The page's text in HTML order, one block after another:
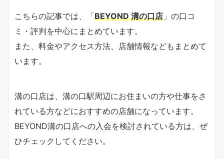
こちらの記事では、「BEYOND 溝の口店 」の口コ
ミ・評判を中心にまとめています。
また、料金やアクセス方法、店舗情報などもまとめて
います。
溝の口店は、溝の口駅周辺にお住まいの方や仕事をさ
れている方などにおすすめの店舗になっています。
BEYOND溝の口店への入会を検討されている方は、ぜ
ひチェックしてください。